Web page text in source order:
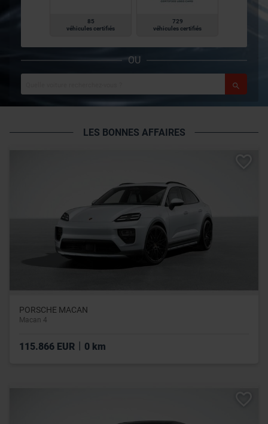
85
véhicules certifiés
729
véhicules certifiés
OU
LES BONNES AFFAIRES
PORSCHE MACAN
Macan 4
115.866 EUR 0 km